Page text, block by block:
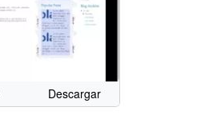
Descargar